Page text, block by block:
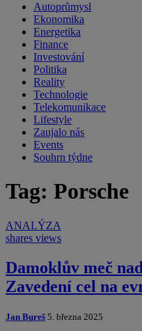
Autoprůmysl
Ekonomika
Energetika
Finance
Investování
Politika
Reality
Technologie
Telekomunikace
Lifestyle
Zaujalo nás
Events
Souhrn týdne
Tag: Porsche
ANALÝZA
shares views
Damoklův meč
Zavedení cel na
Jan Bureš 5. března 2025